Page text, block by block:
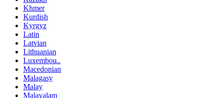
Khmer
Kurdish
Kyrgyz
Latin
Latvian
Lithuanian
Luxembou..
Macedonian
Malagasy
Malay
Malayalam